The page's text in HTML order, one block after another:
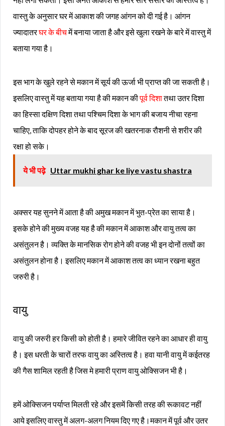
वास्तु के अनुसार घर में आकाश की जगह आंगन को दी गई है। आंगन
ज्यादातरघर के बीचमें बनाया जाता है और इसे खुला रखने के बारे में वास्तु में
बताया गया है।
इस भाग के खुले रहने से मकान में सूर्य की ऊर्जा भी प्राप्त की जा सकती है।
इसलिए वास्तु में यह बताया गया है की मकान कीपूर्व दिशातथा उतर दिशा
का हिस्सा दक्षिण दिशा तथा पश्चिम दिशा के भाग की बजाय नीचा रहना
चाहिए, ताकि दोपहर होने के बाद सूरज की खतरनाक रौशनी से शरीर की
रक्षा हो सके।
ये भी पढ़े Uttar mukhi ghar ke liye vastu shastra
अक्सर यह सुनने में आता है की अमुख मकान में भुत-प्रेत का साया है।
इसके होने की मुख्य वजह यह है की मकान में आकाश और वायु तत्व का
असंतुलन है। व्यक्ति के मानसिक रोग होने की वजह भी इन दोनों तत्वों का
असंतुलन होना है। इसलिए मकान में आकाश तत्व का ध्यान रखना बहुत
जरुरी है।
वायु
वायु की जरुरी हर किसी को होती है। हमारे जीवित रहने का आधार ही वायु
है। इस धरती के चारों तरफ वायु का अस्तित्व है। हवा यानी वायु में कईतरह
की गैस शामिल रहती है जिस मे हमारी प्राण वायु ओक्सिजन भी है।
हमें ओक्सिजन पर्याप्त मिलती रहे और इसमें किसी तरह की रूकावट नहीं
आये इसलिए वास्तु में अलग-अलग नियम दिए गए है।मकान में पूर्व और उतर